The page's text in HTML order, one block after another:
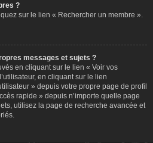
?
sur le lien « Rechercher un membre ».
messages et sujets ?
en cliquant sur le lien « Voir vos
en cliquant sur le lien
» depuis votre propre page de profil
rapide » depuis n’importe quelle page
utilisez la page de recherche avancée et